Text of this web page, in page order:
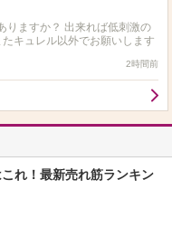
りますか？ 出来れば低刺激の
キュレル以外でお願いします
2時間前
れ！最新売れ筋ランキン